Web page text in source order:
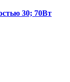
30; 70Вт